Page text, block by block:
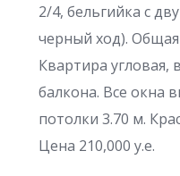
2/4, бельгийка с
черный ход).
Квартира угловая,
балкона. Все окна
потолки 3.70 м.
Цена 210,000 у.е.